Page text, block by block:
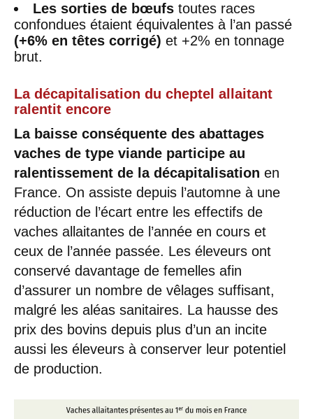
Les sorties de bœufs toutes races
confondues étaient équivalentes à l’an passé
(+6% en têtes corrigé) et +2% en tonnage
brut.
La décapitalisation du cheptel allaitant
ralentit encore
La baisse conséquente des abattages
vaches de type viande participe au
ralentissement de la décapitalisation en
France. On assiste depuis l’automne à une
réduction de l’écart entre les effectifs de
vaches allaitantes de l’année en cours et
ceux de l’année passée. Les éleveurs ont
conservé davantage de femelles afin
d’assurer un nombre de vêlages suffisant,
malgré les aléas sanitaires. La hausse des
prix des bovins depuis plus d’un an incite
aussi les éleveurs à conserver leur potentiel
de production.